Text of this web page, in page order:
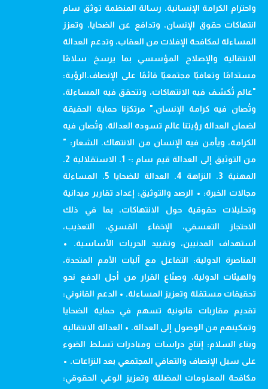
واحترام الكرامة الإنسانية. رسالة المنظمة توثق سام
انتهاكات حقوق الإنسان، وتدافع عن الضحايا، وتعزز
المساءلة لمكافحة الإفلات من العقاب، وتدعم العدالة
الانتقالية والإصلاح المؤسسي بما يرسخ سلامًا
مستدامًا وتعافيًا مجتمعيًا قائمًا على الإنصاف.الرؤية:
"عالم تُكشف فيه الانتهاكات، وتتحقق فيه المساءلة،
وتُصان فيه كرامة الإنسان." مرتكزنا حماية الحقيقة
لضمان العدالة رؤيتنا عالم تسوده العدالة، وتُصان فيه
الكرامة، ويأمن فيه الإنسان من الانتهاك. الشعار: "
من التوثيق إلى العدالة قيم سام :- 1. الاستقلالية 2.
المهنية 3. النزاهة 4. العدالة للضحايا 5. المساءلة
مجالات الخبرة: • الرصد والتوثيق: إعداد تقارير ميدانية
وتحليلات حقوقية حول الانتهاكات، بما في ذلك
الاحتجاز التعسفي، الإخفاء القسري، التعذيب،
استهداف المدنيين، وتقييد الحريات الأساسية. •
المناصرة الدولية: التفاعل مع آليات الأمم المتحدة،
والهيئات الدولية، وصنّاع القرار من أجل الدفع نحو
تحقيقات مستقلة وتعزيز المساءلة. • الدعم القانوني:
تقديم مقاربات قانونية تسهم في حماية الضحايا
وتمكينهم من الوصول إلى العدالة. • العدالة الانتقالية
وبناء السلام: إنتاج دراسات ومبادرات تسلط الضوء
على سبل الإنصاف والتعافي المجتمعي بعد النزاعات. •
مكافحة المعلومات المضللة وتعزيز الوعي الحقوقي: